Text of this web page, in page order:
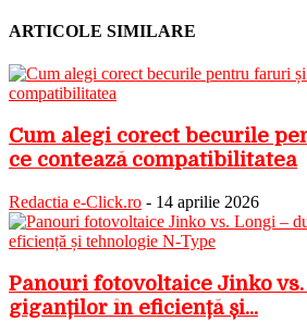
ARTICOLE SIMILARE
Cum alegi corect becurile
ce contează compatibilitatea
Redactia e-Click.ro - 14 aprilie 2026
Panouri fotovoltaice Jinko
giganților în eficiență și...